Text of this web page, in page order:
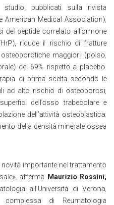
pubblicati sulla rivista
Medical Association),
del peptide correlato all’ormone
riduce il rischio di fratture
maggiori (polso,
del 69% rispetto a placebo.
di prima scelta secondo le
ad alto rischio di osteoporosi,
dell’osso trabecolare e
dell’attività osteoblastica:
della densità minerale ossea
importante nel trattamento
afferma
Maurizio Rossini,
all’Università di Verona,
complessa di Reumatologia